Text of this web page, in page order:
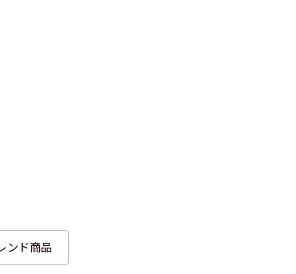
の本命、自分を労うご褒美チョコ、
＆ギフト取り揃えております。
つけてみませんか。
ンド商品